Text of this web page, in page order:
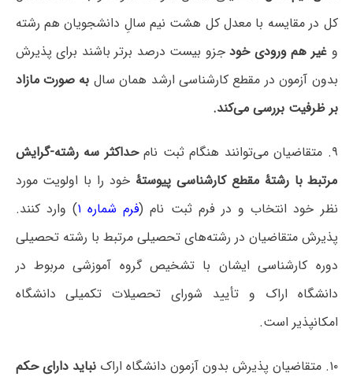
کل در مقایسه با معدل کل هشت نیم سالِ دانشجویان هم رشته
وغیر هم ورودی خودجزو بیست درصد برتر باشند برای پذیرش
بدون آزمون در مقطع کارشناسی ارشد همان سال به صورت مازاد
بر ظرفیت بررسی می‌کند.
۹. متقاضیان می‌توانند هنگام ثبت نام
حداکثر سه رشته-گرایش
مرتبط با رشتۀ مقطع کارشناسی پیوستۀ خود را با اولویت مورد
نظر خود انتخاب و در فرم ثبت نام (فرم شماره ۱ ) وارد کنند.
پذیرش متقاضیان در رشته‌های تحصیلی مرتبط با رشته تحصیلی
دوره کارشناسی ایشان با تشخیص گروه آموزشی مربوط در
دانشگاه اراک و تأیید شورای تحصیلات تکمیلی دانشگاه
امکانپذیر است.
۱۰. متقاضیان پذیرش بدون آزمون دانشگاه اراک
نباید دارای حکم